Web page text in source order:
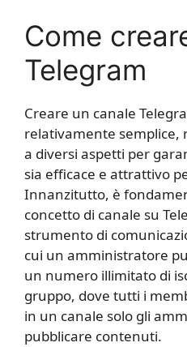
Come
Telegram​
Creare un canale
relativamente semplice,
a diversi aspetti per
sia efficace e attrattivo
Innanzitutto, è
concetto di canale su
strumento di
cui un amministratore
un numero illimitato di
gruppo, dove tutti i
in un canale solo gli
pubblicare contenuti.